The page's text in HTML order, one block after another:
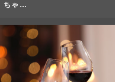
ちゃ…